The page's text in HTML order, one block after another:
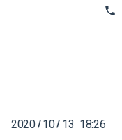
2020/ 10/ 13 18:26